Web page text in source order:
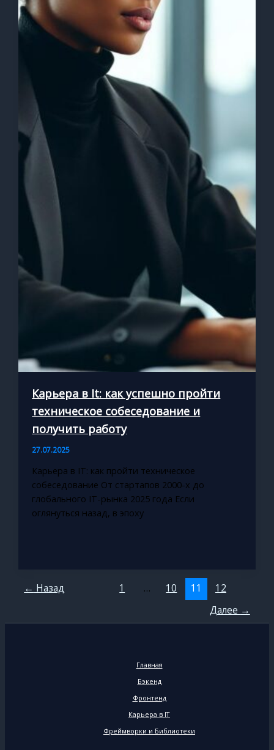
Карьера в It: как успешно пройти
техническое собеседование и
получить работу
27.07.2025
Карьера в IT: как пройти техническое
собеседование От стартапов 2000-х до
глобального IT-рынка 2025 года Если
оглянуться назад, в эпоху
← Назад 1 … 10 11
12
Далее →
Главная
Бэкенд
Фронтенд
Карьера в IT
Фреймворки и Библиотеки